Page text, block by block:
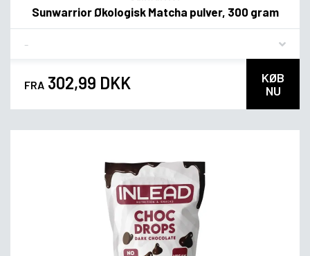
Sunwarrior Økologisk Matcha pulver, 300 gram
FRA 302,99 DKK
KØB
NU